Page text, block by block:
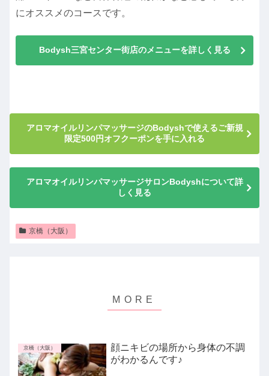
にオススメのコースです。
Bodysh三宮センター街店のメニューを詳しく見る
アロマオイルリンパマッサージのBodyshで使えるご新規
限定500円オフクーポンを手に入れる
アロマオイルリンパマッサージサロンBodyshについて詳
しく見る
京橋（大阪）
京橋（大阪）
顔ニキビの場所から身体の不調
がわかるんです♪